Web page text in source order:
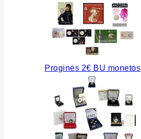
Proginės 2€ BU monetos